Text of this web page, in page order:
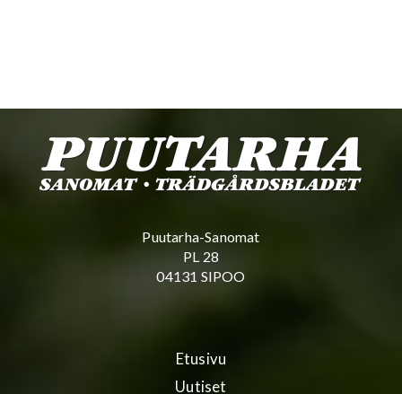
Puutarha-Sanomat
PL 28
04131 SIPOO
Etusivu
Uutiset